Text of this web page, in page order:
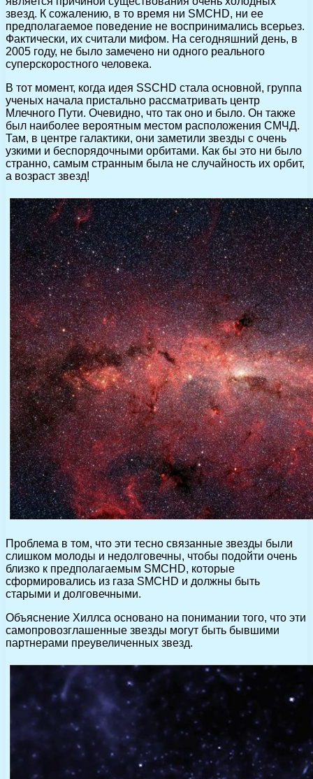
звезд. К сожалению, в то время ни SMCHD, ни ее
предполагаемое поведение не воспринимались всерьез.
Фактически, их считали мифом. На сегодняшний день, в
2005 году, не было замечено ни одного реального
суперскоростного человека.
В тот момент, когда идея SSCHD стала основной, группа
ученых начала пристально рассматривать центр
Млечного Пути. Очевидно, что так оно и было. Он также
был наиболее вероятным местом расположения СМЧД.
Там, в центре галактики, они заметили звезды с очень
узкими и беспорядочными орбитами. Как бы это ни было
странно, самым странным была не случайность их орбит,
а возраст звезд!
Проблема в том, что эти тесно связанные звезды были
слишком молоды и недолговечны, чтобы подойти очень
близко к предполагаемым SMCHD, которые
сформировались из газа SMCHD и должны быть
старыми и долговечными.
Объяснение Хиллса основано на понимании того, что эти
самопровозглашенные звезды могут быть бывшими
партнерами преувеличенных звезд.